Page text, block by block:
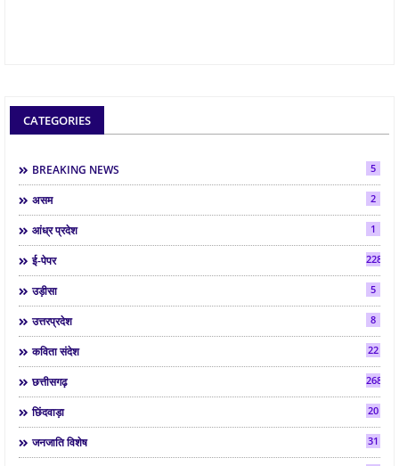
CATEGORIES
BREAKING NEWS 5
असम 2
आंध्र प्रदेश 1
ई-पेपर 2286
उड़ीसा 5
उत्तरप्रदेश 8
कविता संदेश 22
छत्तीसगढ़ 268
छिंदवाड़ा 20
जनजाति विशेष 31